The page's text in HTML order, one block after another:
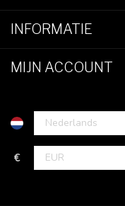
INFORMATIE
MIJN ACCOUNT
€